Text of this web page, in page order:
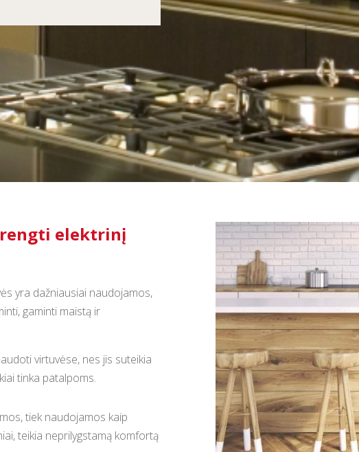
elektrinį
yra dažniausiai naudojamos,
gaminti maistą ir
virtuvėse, nes jis suteikia
tinka patalpoms.
tiek naudojamos kaip
teikia neprilygstamą komfortą